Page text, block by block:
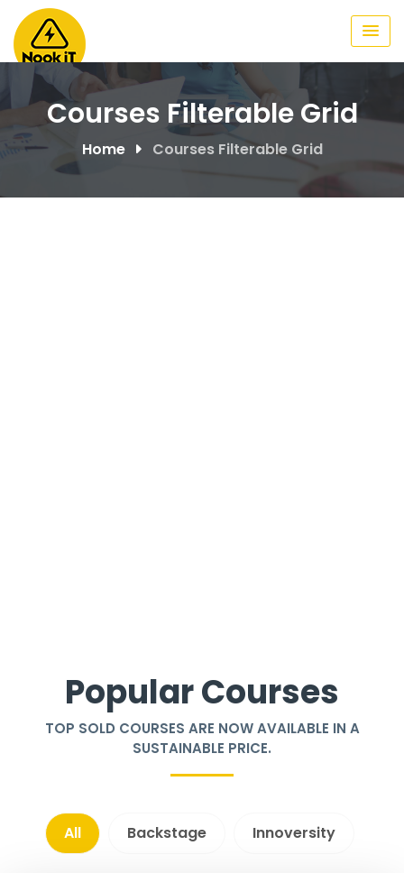
Courses Filterable Grid
Home Courses Filterable Grid
Popular Courses
TOP SOLD COURSES ARE NOW AVAILABLE IN A
SUSTAINABLE PRICE.
All Backstage Innoversity